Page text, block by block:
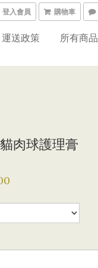
登入會員 購物車
運送政策 所有商品
肉球護理膏